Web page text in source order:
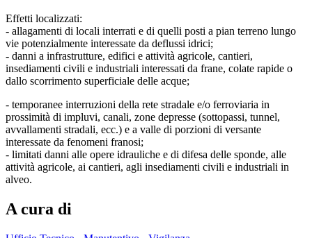
Effetti localizzati:
- allagamenti di locali interrati e di quelli posti a pian terreno lungo
vie potenzialmente interessate da deflussi idrici;
- danni a infrastrutture, edifici e attività agricole, cantieri,
insediamenti civili e industriali interessati da frane, colate rapide o
dallo scorrimento superficiale delle acque;
- temporanee interruzioni della rete stradale e/o ferroviaria in
prossimità di impluvi, canali, zone depresse (sottopassi, tunnel,
avvallamenti stradali, ecc.) e a valle di porzioni di versante
interessate da fenomeni franosi;
- limitati danni alle opere idrauliche e di difesa delle sponde, alle
attività agricole, ai cantieri, agli insediamenti civili e industriali in
alveo.
A cura di